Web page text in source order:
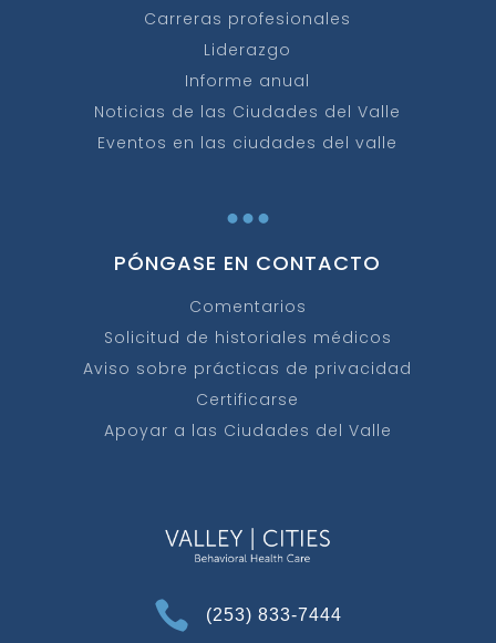
Carreras profesionales
Liderazgo
Informe anual
Noticias de las Ciudades del Valle
Eventos en las ciudades del valle
...
PÓNGASE EN CONTACTO
Comentarios
Solicitud de historiales médicos
Aviso sobre prácticas de privacidad
Certificarse
Apoyar a las Ciudades del Valle
 (253) 833-7444